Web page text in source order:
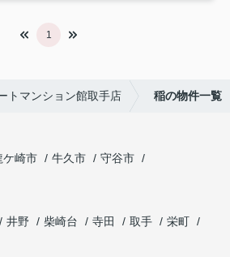
1
トマンション館取手店 稲の物件一覧
ケ崎市 牛久市
守谷市
井野 柴崎台 寺田 取手
栄町